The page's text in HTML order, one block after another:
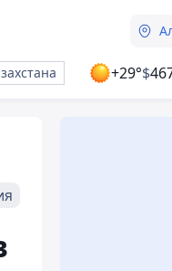
+29°$